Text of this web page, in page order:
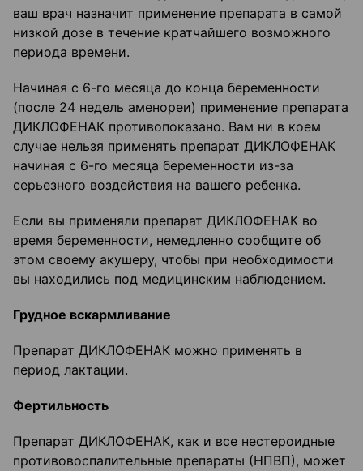
ваш врач назначит применение препарата в самой
низкой дозе в течение кратчайшего возможного
периода времени.
Начиная с 6-го месяца до конца беременности
(после 24 недель аменореи) применение препарата
ДИКЛОФЕНАК противопоказано. Вам ни в коем
случае нельзя применять препарат ДИКЛОФЕНАК
начиная с 6-го месяца беременности из-за
серьезного воздействия на вашего ребенка.
Если вы применяли препарат ДИКЛОФЕНАК во
время беременности, немедленно сообщите об
этом своему акушеру, чтобы при необходимости
вы находились под медицинским наблюдением.
Грудное вскармливание
Препарат ДИКЛОФЕНАК можно применять в
период лактации.
Фертильность
Препарат ДИКЛОФЕНАК, как и все нестероидные
противовоспалительные препараты (НПВП), может